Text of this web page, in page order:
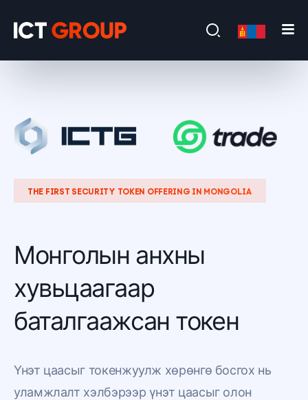
THE FIRST SECURITY TOKEN OFFERING IN MONGOLIA
Монголын анхны
хувьцаагаар
баталгаажсан токен
Үнэт цаасыг токенжуулж хөрөнгө босгох нь
уламжлалт хэлбэрээр үнэт цаасыг олон